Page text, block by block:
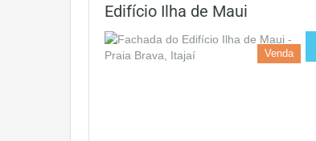
Edifício Ilha de Maui
Venda